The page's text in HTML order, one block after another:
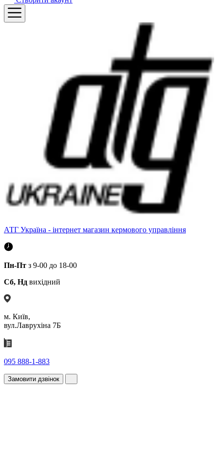
АТГ Україна - інтернет магазин кермового управління
Пн-Пт з 9-00 до 18-00
Сб, Нд вихідний
м. Київ,
вул.Лаврухіна 7Б
095 888-1-883
Замовити дзвінок